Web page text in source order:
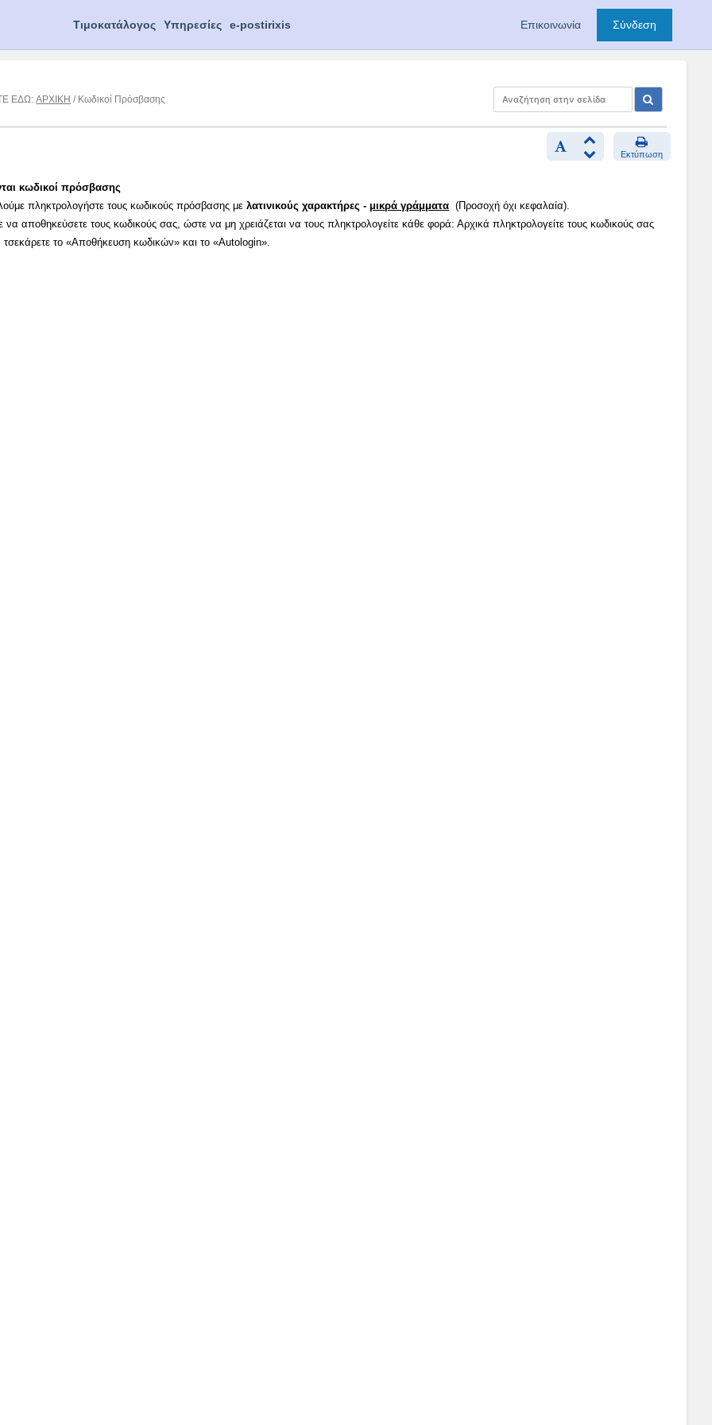
Τιμοκατάλογος Υπηρεσίες e-postirixis Επικοινωνία Σύνδεση
ΕΔΩ:ΑΡΧΙΚΗ / Κωδικοί Πρόσβασης
Εκτύπωση
κωδικοί πρόσβασης
πληκτρολογήστε τους κωδικούς πρόσβασης μελατινικούς χαρακτήρες - μικρά γράμματα (Προσοχή όχι κεφαλαία).
να αποθηκεύσετε τους κωδικούς σας, ώστε να μη χρειάζεται να τους πληκτρολογείτε κάθε φορά: Αρχικά πληκτρολογείτε τους κωδικούς σας
τσεκάρετε το «Αποθήκευση κωδικών» και το «Autologin».